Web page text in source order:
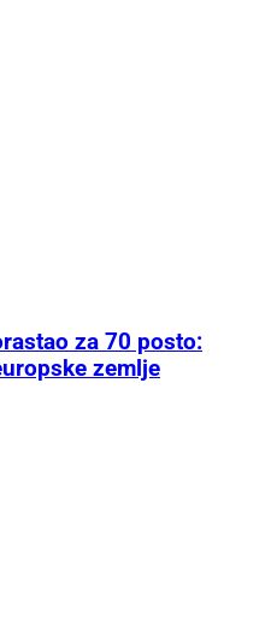
za 70 posto:
zemlje